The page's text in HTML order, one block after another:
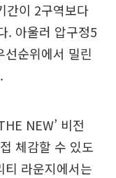
간이 2구역보다
. 아울러 압구정5
선순위에서 밀린
NEW’ 비전
체감할 수 있도
라운지에서는